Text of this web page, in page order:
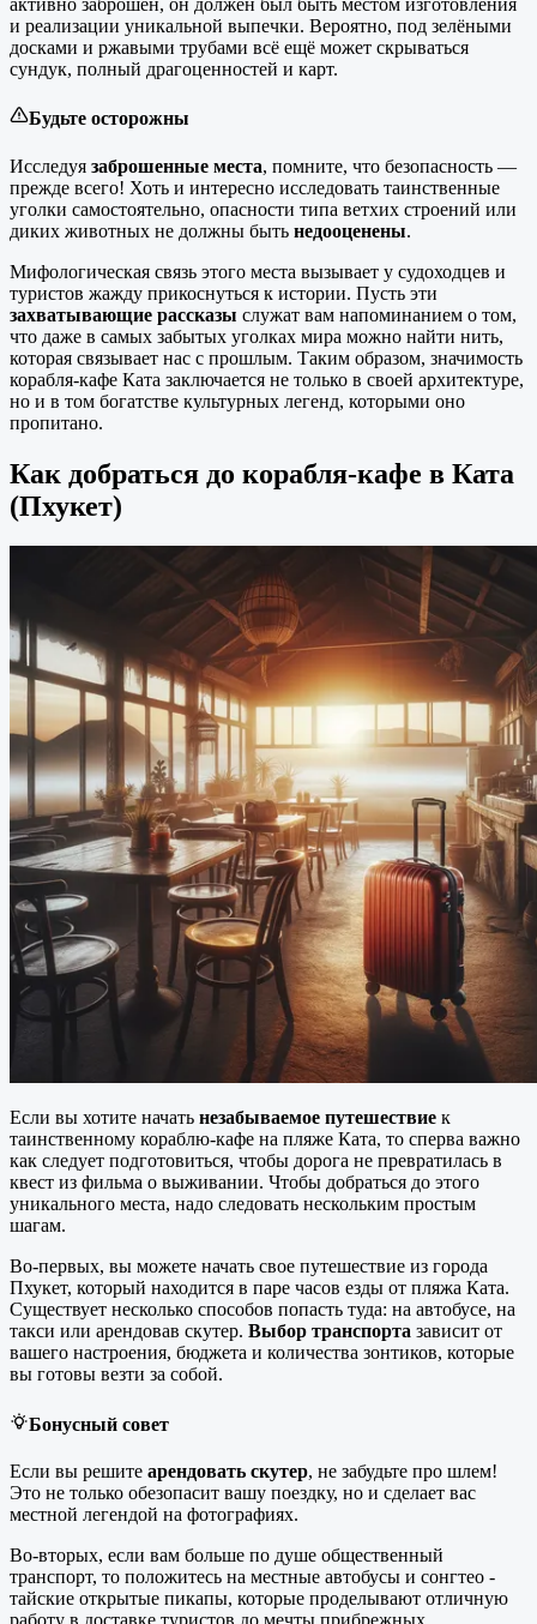
активно заброшен, он должен был быть местом изготовления
и реализации уникальной выпечки. Вероятно, под зелёными
досками и ржавыми трубами всё ещё может скрываться
сундук, полный драгоценностей и карт.
Будьте осторожны
Исследуя заброшенные места, помните, что безопасность —
прежде всего! Хоть и интересно исследовать таинственные
уголки самостоятельно, опасности типа ветхих строений или
диких животных не должны быть недооценены.
Мифологическая связь этого места вызывает у судоходцев и
туристов жажду прикоснуться к истории. Пусть эти
захватывающие рассказы служат вам напоминанием о том,
что даже в самых забытых уголках мира можно найти нить,
которая связывает нас с прошлым. Таким образом, значимость
корабля-кафе Ката заключается не только в своей архитектуре,
но и в том богатстве культурных легенд, которыми оно
пропитано.
Как добраться до корабля-кафе в Ката
(Пхукет)
Если вы хотите начать незабываемое путешествие к
таинственному кораблю-кафе на пляже Ката, то сперва важно
как следует подготовиться, чтобы дорога не превратилась в
квест из фильма о выживании. Чтобы добраться до этого
уникального места, надо следовать нескольким простым
шагам.
Во-первых, вы можете начать свое путешествие из города
Пхукет, который находится в паре часов езды от пляжа Ката.
Существует несколько способов попасть туда: на автобусе, на
такси или арендовав скутер. Выбор транспорта зависит от
вашего настроения, бюджета и количества зонтиков, которые
вы готовы везти за собой.
Бонусный совет
Если вы решите арендовать скутер, не забудьте про шлем!
Это не только обезопасит вашу поездку, но и сделает вас
местной легендой на фотографиях.
Во-вторых, если вам больше по душе общественный
транспорт, то положитесь на местные автобусы и сонгтео -
тайские открытые пикапы, которые проделывают отличную
работу в доставке туристов до мечты прибрежных